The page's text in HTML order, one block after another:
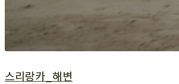
스리랑카_해변